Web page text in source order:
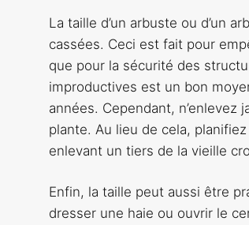
La taille d’un arbuste ou d’un
cassées. Ceci est fait pour
que pour la sécurité des
improductives est un bon
années. Cependant, n’enlevez
plante. Au lieu de cela,
enlevant un tiers de la vieille
Enfin, la taille peut aussi être
dresser une haie ou ouvrir le